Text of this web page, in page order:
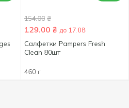
154.00 ₴
129.00 ₴ до 17.08
Cалфетки Pampers Fresh
Clean 80шт
460 г